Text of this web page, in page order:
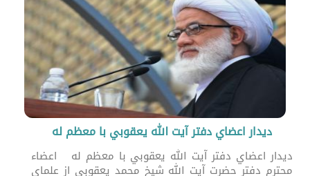
ديدار اعضاي دفتر آيت الله يعقوبي با معظم له
ديدار اعضاي دفتر آيت الله يعقوبي با معظم له اعضاء
محترم دفتر حضرت آيت الله شيخ محمد يعقوبي از علماي